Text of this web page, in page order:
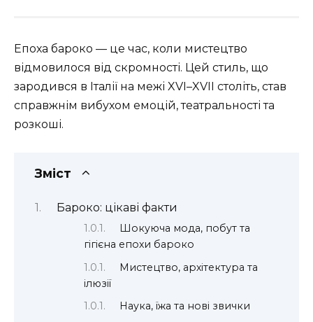
Епоха бароко — це час, коли мистецтво
відмовилося від скромності. Цей стиль, що
зародився в Італії на межі XVI–XVII століть, став
справжнім вибухом емоцій, театральності та
розкоші.
Зміст
Бароко: цікаві факти
Шокуюча мода, побут та
гігієна епохи бароко
Мистецтво, архітектура та
ілюзії
Наука, їжа та нові звички